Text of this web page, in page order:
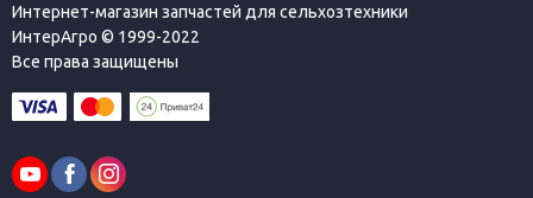
Интернет-магазин запчастей для сельхозтехники
ИнтерАгро © 1999-2022
Все права защищены